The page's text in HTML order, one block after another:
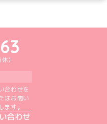
公式アカウント
んX公式アカウント
）
合わせを
はお問い
ます。
合わせ